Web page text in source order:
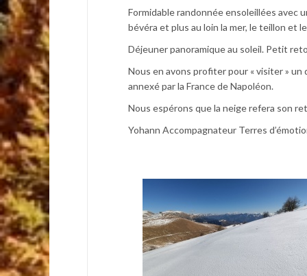
Formidable randonnée ensoleillées avec
bévéra et plus au loin la mer, le teillon et
Déjeuner panoramique au soleil. Petit
Nous en avons profiter pour « visiter »
annexé par la France de Napoléon.
Nous espérons que la neige refera son
Yohann Accompagnateur Terres